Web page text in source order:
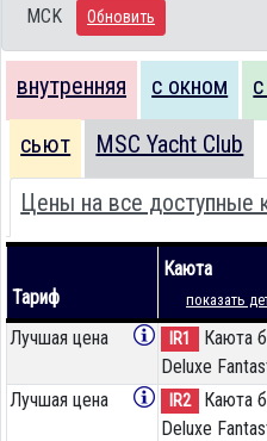
MCK
Обновить
внутренняя с окном
сьют MSC Yacht Club
Цены на все доступные
Тариф
Каюта
показать
Лучшая цена IR1
Каюта
Deluxe
Лучшая цена IR2
Каюта
Deluxe